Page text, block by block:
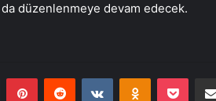
düzenlenmeye devam edecek.
Tumblr PinterestReddit VKontakteOdnoklassniki
Pocket